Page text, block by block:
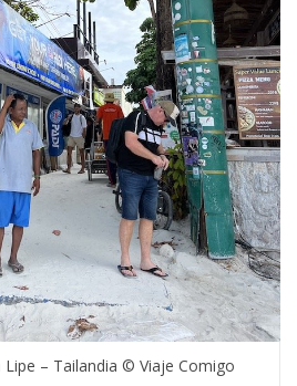
Lipe – Tailandia © Viaje Comigo